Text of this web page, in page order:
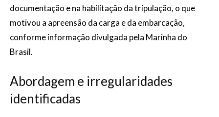
documentação e na habilitação da tripulação, o que
motivou a apreensão da carga e da embarcação,
conforme informação divulgada pela Marinha do
Brasil.
Abordagem e irregularidades
identificadas